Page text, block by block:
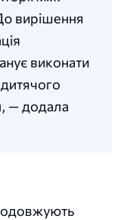
вирішення
виконати
— додала